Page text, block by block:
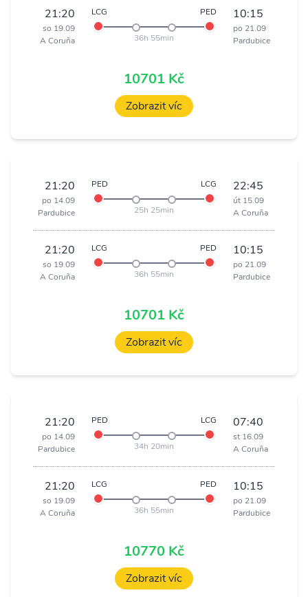
21:20
so 19.09
A Coruña
LCG PED
36h 55min
10:15
po 21.09
Pardubice
10701 Kč
Zobrazit víc
21:20
po 14.09
Pardubice
PED LCG
25h 25min
22:45
út 15.09
A Coruña
21:20
so 19.09
A Coruña
LCG PED
36h 55min
10:15
po 21.09
Pardubice
10701 Kč
Zobrazit víc
21:20
po 14.09
Pardubice
PED LCG
34h 20min
07:40
st 16.09
A Coruña
21:20
so 19.09
A Coruña
LCG PED
36h 55min
10:15
po 21.09
Pardubice
10770 Kč
Zobrazit víc